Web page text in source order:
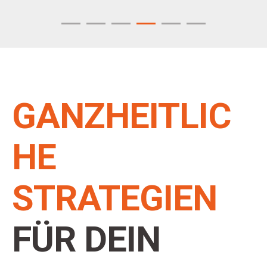
GANZHEITLIC
HE
STRATEGIEN
FÜR DEIN